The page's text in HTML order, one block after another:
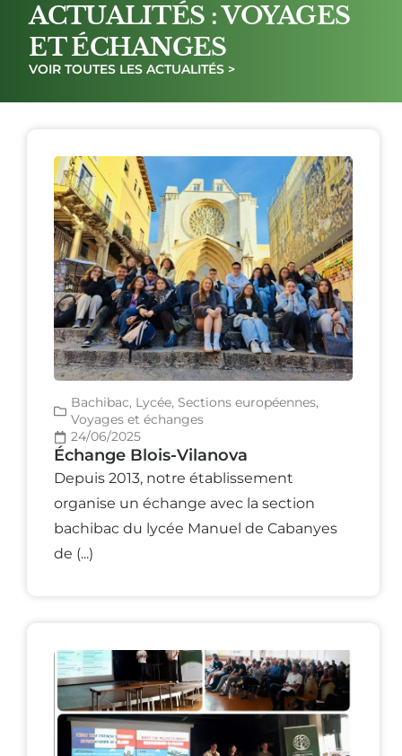
ACTUALITÉS : VOYAGES
ET ÉCHANGES
VOIR TOUTES LES ACTUALITÉS >
Bachibac, Lycée, Sections européennes,
Voyages et échanges
24/06/2025
Échange Blois-Vilanova
Depuis 2013, notre établissement
organise un échange avec la section
bachibac du lycée Manuel de Cabanyes
de (...)